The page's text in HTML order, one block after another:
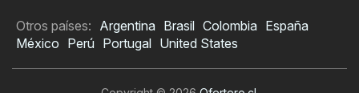
Otros países: Argentina Brasil Colombia España
México Perú Portugal United States